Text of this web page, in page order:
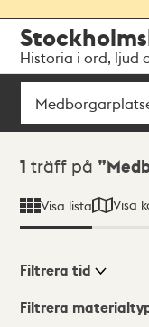
navigationen
huvudinnehållet
Historia i ord, ljud
Sök
Sökresultat
1 träff på
Visa lista Visa
Visningsläge
Filtrera tid
Filtrera